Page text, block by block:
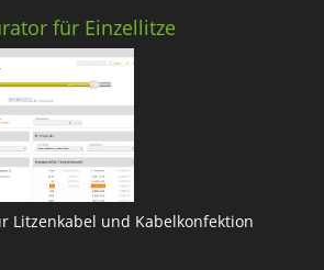
für Einzellitze
Litzenkabel und Kabelkonfektion